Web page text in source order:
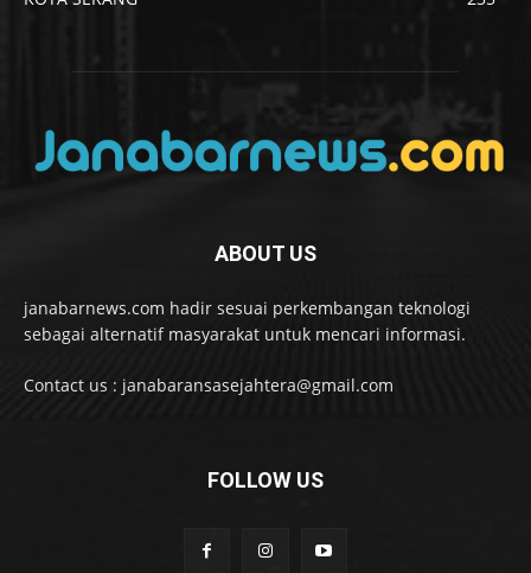
ABOUT US
janabarnews.com hadir sesuai perkembangan teknologi
sebagai alternatif masyarakat untuk mencari informasi.
Contact us : janabaransasejahtera@gmail.com
FOLLOW US